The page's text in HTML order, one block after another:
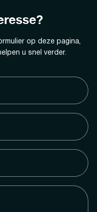
op deze pagina,
u snel verder.